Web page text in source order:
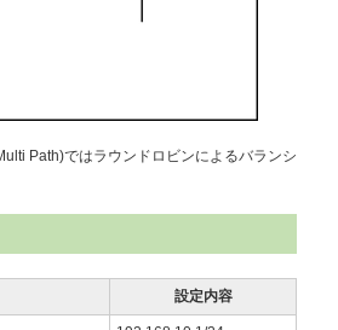
Path)ではラウンドロビンによるバランシ
設定内容